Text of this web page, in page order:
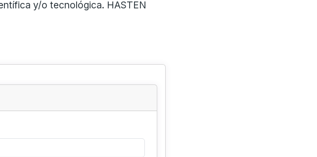
y/o tecnológica. HASTEN